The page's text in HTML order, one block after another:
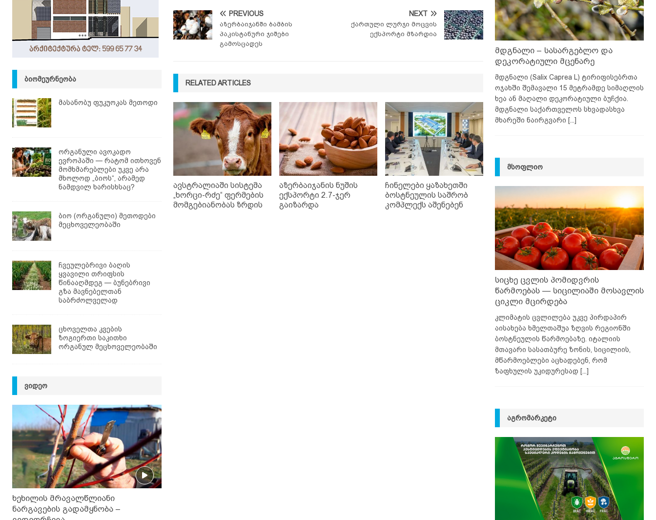
PREVIOUS
აზერბაიჯანში ბამბის
პაკისტანური ჯიშები
გამოსცადეს
NEXT
ქართული ლურჯი მოცვის
ექსპორტი მზარდია
RELATED ARTICLES
ავსტრალიაში სისტემა
„ხორცი-რძე“ ფერმების
მომგებიანობას ზრდის
აზერბაიჯანის ნუშის
ექსპორტი 2.7-ჯერ
გაიზარდა
ჩინელები ყაზახეთში
ბოსტნეულის საშრობ
კომპლექს აშენებენ
ᲑᲘᲝᲛᲔᲣᲠᲜᲔᲝᲑᲐ
მასანობუ ფუკუოკას მეთოდი
ორგანული ავოკადო
ევროპაში — რატომ ითხოვენ
მომხმარებლები უკვე არა
მხოლოდ „ბიოს“, არამედ
ნამდვილ ხარისხსაც?
ბიო (ორგანული) მეთოდები
მეცხოველეობაში
ჩვეულებრივი ბაღის
ყვავილი თრიფსის
წინააღმდეგ — ბუნებრივი
გზა მავნებელთან
საბრძოლველად
ცხოველთა კვების
ზოგიერთი საკითხი
ორგანულ მეცხოველეობაში
ᲕᲘᲓᲔᲝ
ხეხილის მრავალწლიანი
ნარგავების გადამყნობა –
მდგნალი – სასარგებლო და
დეკორატიული მცენარე
მდგნალი (Salix Caprea L) ტირიფისებრთა
ოჯახში შემავალი 15 მეტრამდე სიმაღლის
ხეა ან მაღალი დეკორატიული ბუჩქია.
მდგნალი საქართველოს სხვადასხვა
მხარეში ნაირგვარი [...]
ᲛᲡᲝᲤᲚᲘᲝ
სიცხე ცვლის პომიდვრის
წარმოებას — სიცილიაში მოსავლის
ციკლი მცირდება
კლიმატის ცვლილება უკვე პირდაპირ
აისახება ხმელთაშუა ზღვის რეგიონში
ბოსტნეულის წარმოებაზე. იტალიის
მთავარი სასათბურე ზონის, სიცილიის,
მწარმოებლები აცხადებენ, რომ
ზაფხულის უკიდურესად [...]
ᲐᲒᲠᲝᲛᲐᲠᲙᲔᲢᲘ